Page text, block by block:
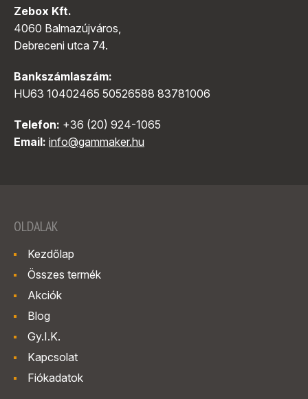
Zebox Kft.
4060 Balmazújváros,
Debreceni utca 74.
Bankszámlaszám:
HU63 10402465 50526588 83781006
Telefon: +36 (20) 924-1065
Email: info@gammaker.hu
OLDALAK
Kezdőlap
Összes termék
Akciók
Blog
Gy.I.K.
Kapcsolat
Fiókadatok